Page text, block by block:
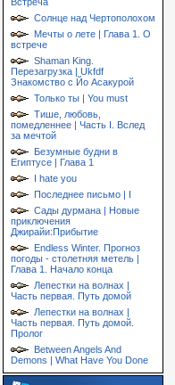
Солнце над Чертополохом
Мечты о лете | Глава 1. О
встрече
Shaman King.
Перезагрузка | Ukfdf
Знакомство с Йо Асакурой
Только ты | You must
Тише, любовь,
помедленнее | Часть I. Вслед
за мечтой
Безумные будни в
Египтусе | Глава 1
I hate you
Последнее письмо | I
Сады дурмана | Новые
приключения
Джирайи:Прибытие
Endless Winter. Прогноз
погоды - столетняя метель |
Глава 1. Начало конца
Лепестки на волнах |
Часть первая. Путь домой
Лепестки на волнах |
Часть первая. Путь домой.
Пролог
Between Angels And
Demons | What Have You Done